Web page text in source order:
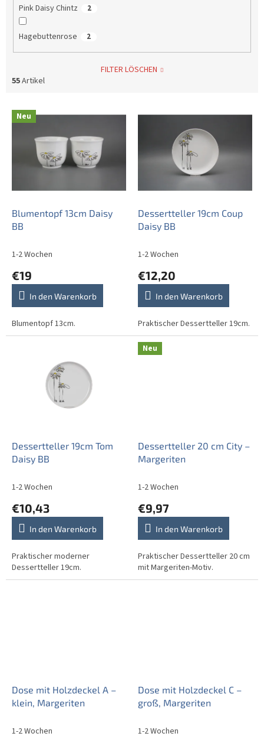
Pink Daisy Chintz 2
Hagebuttenrose 2
FILTER LÖSCHEN
55Artikel
Neu
Blumentopf 13cm Daisy
BB
1-2 Wochen
€19
In den Warenkorb
Blumentopf 13cm.
Dessertteller 19cm Coup
Daisy BB
1-2 Wochen
€12,20
In den Warenkorb
Praktischer Dessertteller 19cm.
Dessertteller 19cm Tom
Daisy BB
1-2 Wochen
€10,43
In den Warenkorb
Praktischer moderner
Dessertteller 19cm.
Neu
Dessertteller 20 cm City –
Margeriten
1-2 Wochen
€9,97
In den Warenkorb
Praktischer Dessertteller 20 cm
mit Margeriten-Motiv.
Dose mit Holzdeckel A –
klein, Margeriten
1-2 Wochen
Dose mit Holzdeckel C –
groß, Margeriten
1-2 Wochen